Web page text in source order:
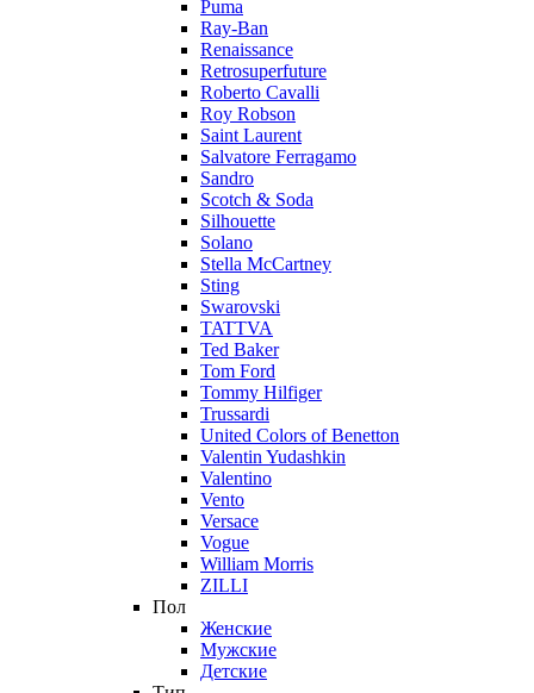
Puma
Ray-Ban
Renaissance
Retrosuperfuture
Roberto Cavalli
Roy Robson
Saint Laurent
Salvatore Ferragamo
Sandro
Scotch & Soda
Silhouette
Solano
Stella McCartney
Sting
Swarovski
TATTVA
Ted Baker
Tom Ford
Tommy Hilfiger
Trussardi
United Colors of Benetton
Valentin Yudashkin
Valentino
Vento
Versace
Vogue
William Morris
ZILLI
Пол
Женские
Мужские
Детские